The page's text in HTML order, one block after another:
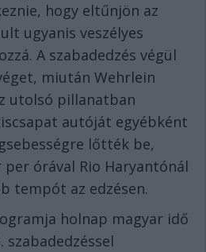
hogy eltűnjön az
ugyanis veszélyes
A szabadedzés végül
miután Wehrlein
utolsó pillanatban
autóját egyébként
lőtték be,
órával Rio Haryantónál
tempót az edzésen.
holnap magyar idő